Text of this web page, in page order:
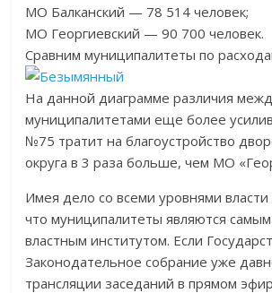
МО Балканский — 78 514 человек;
МО Георгиевский — 90 700 человек.
Сравним муниципалитеты по
На данной диаграмме различия
муниципалитетами еще более
№75 тратит на благоустройство
округа в 3 раза больше, чем МО
Имея дело со всеми уровнями власти
что муниципалитеты являются
властным институтом. Если
Законодательное собрание уже
трансляции заседаний в прямом